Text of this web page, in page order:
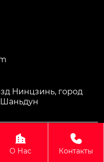
Нинцзинь, город
ГаоЖуй Технологии
Машин

О Нас

Контакты